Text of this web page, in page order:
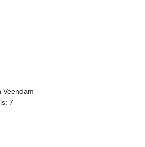
Veendam
7